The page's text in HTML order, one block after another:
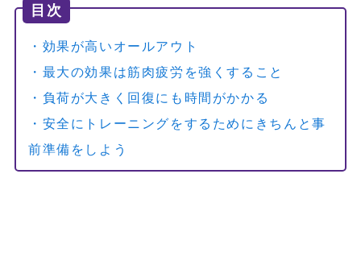
目次
・効果が高いオールアウト
・最大の効果は筋肉疲労を強くすること
・負荷が大きく回復にも時間がかかる
・安全にトレーニングをするためにきちんと事
前準備をしよう